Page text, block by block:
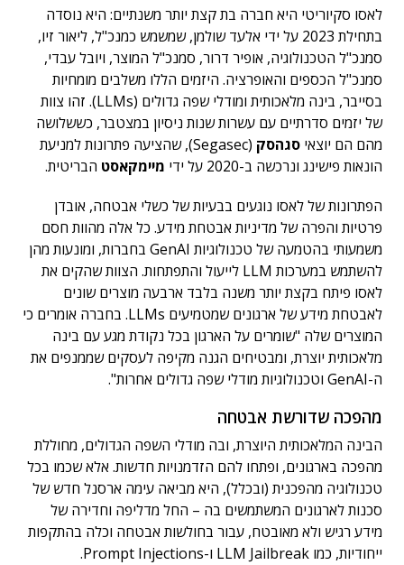
לאסו סקיוריטי היא חברה בת קצת יותר משנתיים: היא נוסדה
בתחילת 2023 על ידי אלעד שולמן, שמשמש כמנכ"ל, ליאור זיו,
סמנכ"ל הטכנולוגיה, אופיר דרור, סמנכ"ל המוצר, ויובל עבדי,
סמנכ"ל הכספים והאופרציה. היזמים הללו משלבים מומחיות
בסייבר, בינה מלאכותית ומודלי שפה גדולים (LLMs). זהו צוות
של יזמים סדרתיים עם עשרות שנות ניסיון במצטבר, כששלושה
מהם הם יוצאי סגהסק
(Segasec), שהציעה פתרונות למניעת
הונאות פישינג ונרכשה ב-2020 על ידי
מיימקאסט הבריטית.
הפתרונות של לאסו נוגעים בבעיות של כשלי אבטחה, אובדן
פרטיות והפרה של מדיניות אבטחת מידע. כל אלה מהוות חסם
משמעותי בהטמעה של טכנולוגיות GenAI בחברות, ומונעות מהן
להשתמש במערכות LLM לייעול והתפתחות. הצוות שהקים את
לאסו פיתח בקצת יותר משנה בלבד ארבעה מוצרים שונים
לאבטחת מידע של ארגונים שמטמיעים LLMs. בחברה אומרים כי
המוצרים שלה "שומרים על הארגון בכל נקודת מגע עם בינה
מלאכותית יוצרת, ומבטיחים הגנה מקיפה לעסקים שממנפים את
ה-GenAI וטכנולוגיות מודלי שפה גדולים אחרות".
מהפכה שדורשת אבטחה
הבינה המלאכותית היוצרת, ובה מודלי השפה הגדולים, מחוללת
מהפכה בארגונים, ופתחו להם הזדמנויות חדשות. אלא שכמו בכל
טכנולוגיה מהפכנית (ובכלל), היא מביאה עימה ארסנל חדש של
סכנות לארגונים המשתמשים בה – החל מדליפה וחדירה של
מידע רגיש ולא מאובטח, עבור בחולשות אבטחה וכלה בהתקפות
ייחודיות, כמו LLM Jailbreak ו-Prompt Injections.